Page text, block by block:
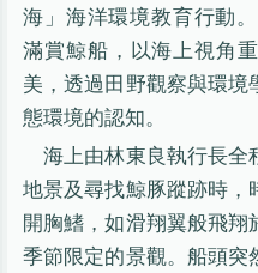
海」海洋環境教育行動
滿賞鯨船，以海上視角
美，透過田野觀察與環境
態環境的認知。
海上由林東良執行長全
地景及尋找鯨豚蹤跡時
開胸鰭，如滑翔翼般飛翔
季節限定的景觀。船頭